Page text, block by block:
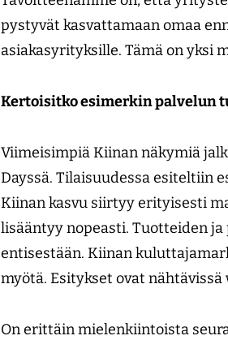
pystyvät kasvattamaan omaa
asiakasyrityksille. Tämä on yksi
Kertoisitko esimerkin palvelun
Viimeisimpiä Kiinan näkymiä
Dayssä. Tilaisuudessa esiteltiin
Kiinan kasvu siirtyy erityisesti
lisääntyy nopeasti. Tuotteiden
entisestään. Kiinan
myötä. Esitykset ovat
On erittäin mielenkiintoista